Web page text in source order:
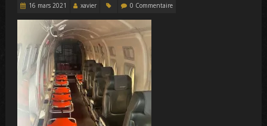
16 mars 2021 xavier 0 Commentaire